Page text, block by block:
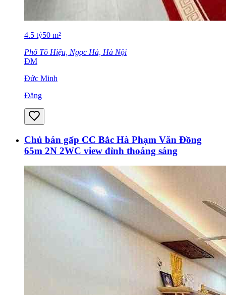
4.5 tỷ50 m²
Phố Tô Hiệu, Ngọc Hà, Hà Nội
ĐM
Đức Minh
Đăng
Chủ bán gấp CC Bắc Hà Phạm Văn Đồng
65m 2N 2WC view đỉnh thoáng sáng